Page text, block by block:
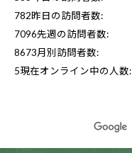
782昨日の訪問者数:
7096先週の訪問者数:
8673月別訪問者数:
5現在オンライン中の人数: